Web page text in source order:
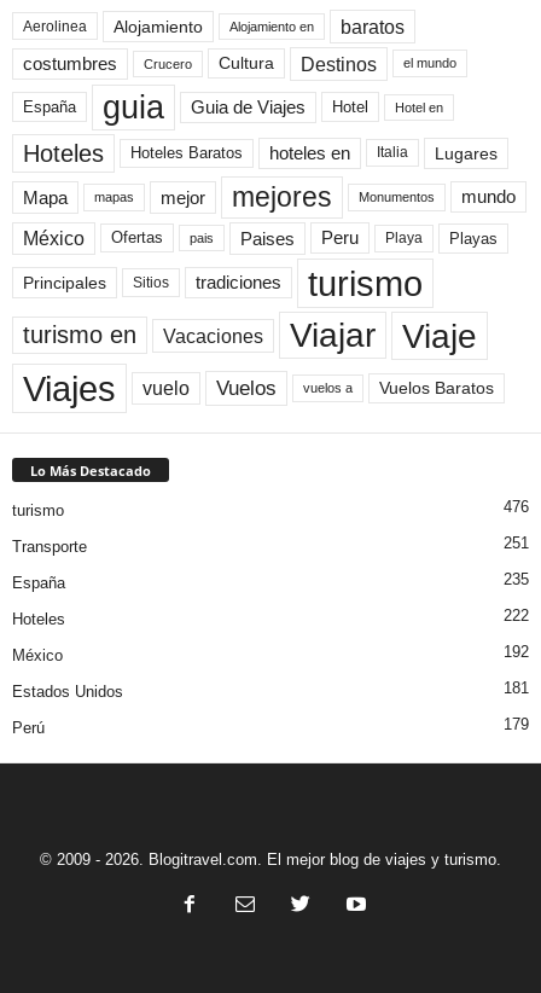
Aerolinea Alojamiento Alojamiento en baratos
costumbres Crucero Cultura Destinos el mundo
España guia Guia de Viajes Hotel Hotel en
Hoteles Hoteles Baratos hoteles en Italia Lugares
Mapa mapas mejor mejores Monumentos mundo
México Ofertas pais Paises Peru Playa Playas
Principales Sitios tradiciones turismo
turismo en Vacaciones Viajar Viaje
Viajes vuelo Vuelos vuelos a Vuelos Baratos
Lo Más Destacado
turismo 476
Transporte 251
España 235
Hoteles 222
México 192
Estados Unidos 181
Perú 179
© 2009 - 2026. Blogitravel.com. El mejor blog de viajes y turismo.